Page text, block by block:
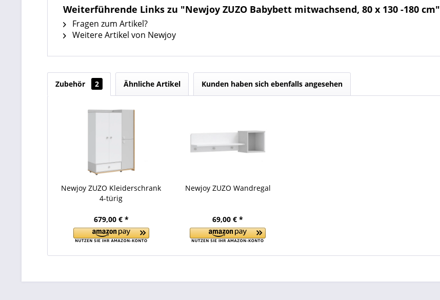
Weiterführende Links zu "Newjoy ZUZO Babybett mitwachsend, 80 x 130 -180 cm"
Fragen zum Artikel?
Weitere Artikel von Newjoy
Zubehör 2 Ähnliche Artikel Kunden haben sich ebenfalls angesehen
Newjoy ZUZO Kleiderschrank
4-türig
679,00 € *
Newjoy ZUZO Wandregal
69,00 € *